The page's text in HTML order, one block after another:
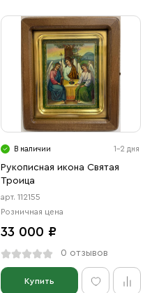
В наличии 1-2 дня
Рукописная икона Святая
Троица
арт. 112155
Розничная цена
33 000 ₽
0 отзывов
Купить